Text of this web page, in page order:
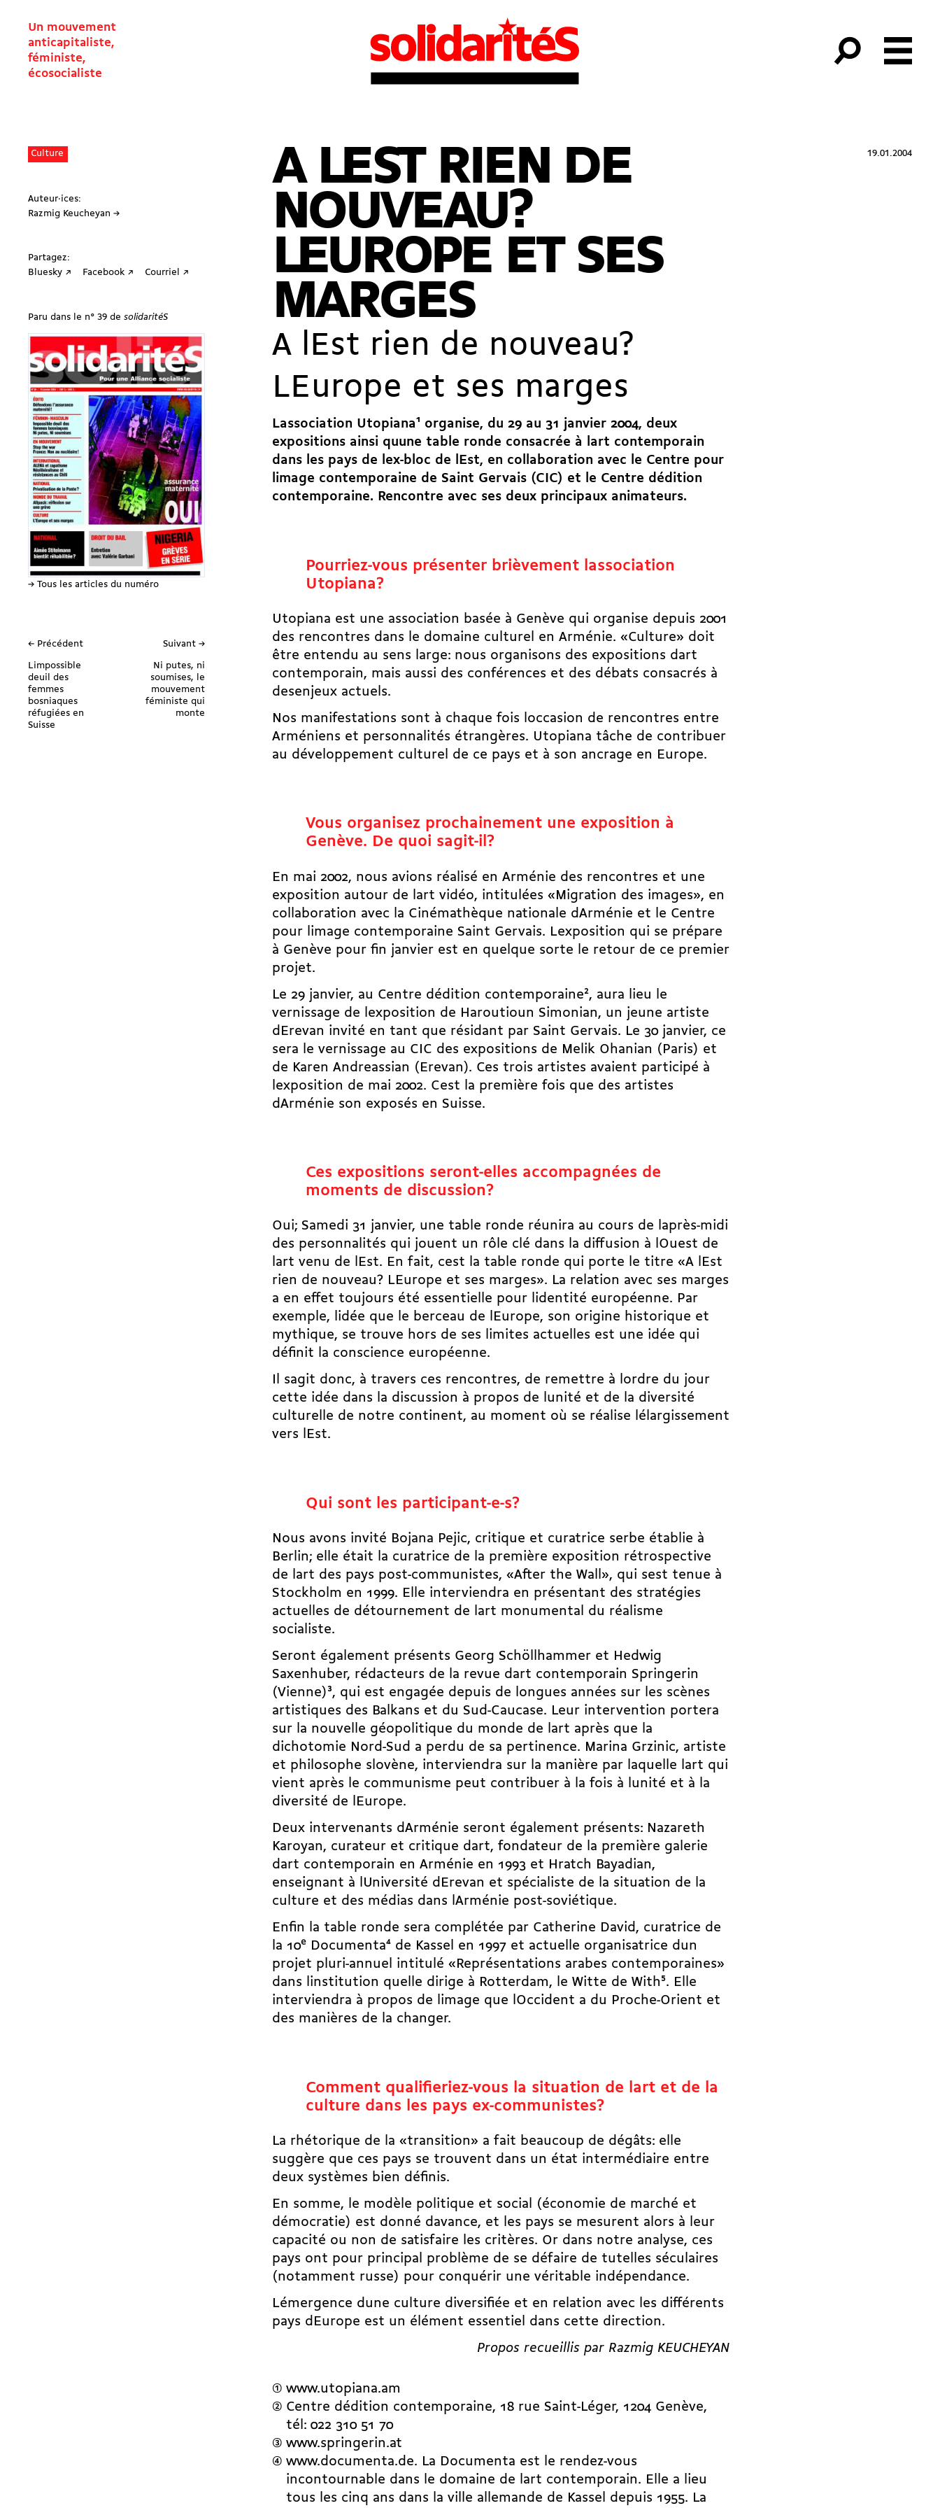
Un mouvement
anticapitaliste,
féministe,
écosocialiste
Culture
Auteur·ices:
Razmig Keucheyan →
Partagez:
Bluesky ↗
Facebook ↗ Courriel ↗
Paru dans le n° 39 de solidaritéS
→ Tous les articles du numéro
← Précédent
Limpossible
deuil des
femmes
bosniaques
réfugiées en
Suisse
Suivant →
Ni putes, ni
soumises, le
mouvement
féministe qui
monte
19.01.2004
A LEST RIEN DE
NOUVEAU?
LEUROPE ET SES
MARGES
A lEst rien de nouveau?
LEurope et ses marges
Lassociation Utopiana 1 organise, du 29 au 31 janvier 2004, deux
expositions ainsi quune table ronde consacrée à lart contemporain
dans les pays de lex-bloc de lEst, en collaboration avec le Centre pour
limage contemporaine de Saint Gervais (CIC) et le Centre dédition
contemporaine. Rencontre avec ses deux principaux animateurs.
Pourriez-vous présenter brièvement lassociation
Utopiana?
Utopiana est une association basée à Genève qui organise depuis 2001
des rencontres dans le domaine culturel en Arménie. «Culture» doit
être entendu au sens large: nous organisons des expositions dart
contemporain, mais aussi des conférences et des débats consacrés à
desenjeux actuels.
Nos manifestations sont à chaque fois loccasion de rencontres entre
Arméniens et personnalités étrangères. Utopiana tâche de contribuer
au développement culturel de ce pays et à son ancrage en Europe.
Vous organisez prochainement une exposition à
Genève. De quoi sagit-il?
En mai 2002, nous avions réalisé en Arménie des rencontres et une
exposition autour de lart vidéo, intitulées «Migration des images», en
collaboration avec la Cinémathèque nationale dArménie et le Centre
pour limage contemporaine Saint Gervais. Lexposition qui se prépare
à Genève pour fin janvier est en quelque sorte le retour de ce premier
projet.
Le 29 janvier, au Centre dédition contemporaine2, aura lieu le
vernissage de lexposition de Haroutioun Simonian, un jeune artiste
dErevan invité en tant que résidant par Saint Gervais. Le 30 janvier, ce
sera le vernissage au CIC des expositions de Melik Ohanian (Paris) et
de Karen Andreassian (Erevan). Ces trois artistes avaient participé à
lexposition de mai 2002. Cest la première fois que des artistes
dArménie son exposés en Suisse.
Ces expositions seront-elles accompagnées de
moments de discussion?
Oui; Samedi 31 janvier, une table ronde réunira au cours de laprès-midi
des personnalités qui jouent un rôle clé dans la diffusion à lOuest de
lart venu de lEst. En fait, cest la table ronde qui porte le titre «A lEst
rien de nouveau? LEurope et ses marges». La relation avec ses marges
a en effet toujours été essentielle pour lidentité européenne. Par
exemple, lidée que le berceau de lEurope, son origine historique et
mythique, se trouve hors de ses limites actuelles est une idée qui
définit la conscience européenne.
Il sagit donc, à travers ces rencontres, de remettre à lordre du jour
cette idée dans la discussion à propos de lunité et de la diversité
culturelle de notre continent, au moment où se réalise lélargissement
vers lEst.
Qui sont les participant-e-s?
Nous avons invité Bojana Pejic, critique et curatrice serbe établie à
Berlin; elle était la curatrice de la première exposition rétrospective
de lart des pays post-communistes, «After the Wall», qui sest tenue à
Stockholm en 1999. Elle interviendra en présentant des stratégies
actuelles de détournement de lart monumental du réalisme
socialiste.
Seront également présents Georg Schöllhammer et Hedwig
Saxenhuber, rédacteurs de la revue dart contemporain Springerin
(Vienne)3, qui est engagée depuis de longues années sur les scènes
artistiques des Balkans et du Sud-Caucase. Leur intervention portera
sur la nouvelle géopolitique du monde de lart après que la
dichotomie Nord-Sud a perdu de sa pertinence. Marina Grzinic, artiste
et philosophe slovène, interviendra sur la manière par laquelle lart qui
vient après le communisme peut contribuer à la fois à lunité et à la
diversité de lEurope.
Deux intervenants dArménie seront également présents: Nazareth
Karoyan, curateur et critique dart, fondateur de la première galerie
dart contemporain en Arménie en 1993 et Hratch Bayadian,
enseignant à lUniversité dErevan et spécialiste de la situation de la
culture et des médias dans lArménie post-soviétique.
Enfin la table ronde sera complétée par Catherine David, curatrice de
la 10eDocumenta4de Kassel en 1997 et actuelle organisatrice dun
projet pluri-annuel intitulé «Représentations arabes contemporaines»
dans linstitution quelle dirige à Rotterdam, le Witte de With5. Elle
interviendra à propos de limage que lOccident a du Proche-Orient et
des manières de la changer.
Comment qualifieriez-vous la situation de lart et de la
culture dans les pays ex-communistes?
La rhétorique de la «transition» a fait beaucoup de dégâts: elle
suggère que ces pays se trouvent dans un état intermédiaire entre
deux systèmes bien définis.
En somme, le modèle politique et social (économie de marché et
démocratie) est donné davance, et les pays se mesurent alors à leur
capacité ou non de satisfaire les critères. Or dans notre analyse, ces
pays ont pour principal problème de se défaire de tutelles séculaires
(notamment russe) pour conquérir une véritable indépendance.
Lémergence dune culture diversifiée et en relation avec les différents
pays dEurope est un élément essentiel dans cette direction.
Propos recueillis par Razmig KEUCHEYAN
www.utopiana.am
Centre dédition contemporaine, 18 rue Saint-Léger, 1204 Genève,
tél: 022 310 51 70
www.springerin.at
www.documenta.de. La Documenta est le rendez-vous
incontournable dans le domaine de lart contemporain. Elle a lieu
tous les cinq ans dans la ville allemande de Kassel depuis 1955. La